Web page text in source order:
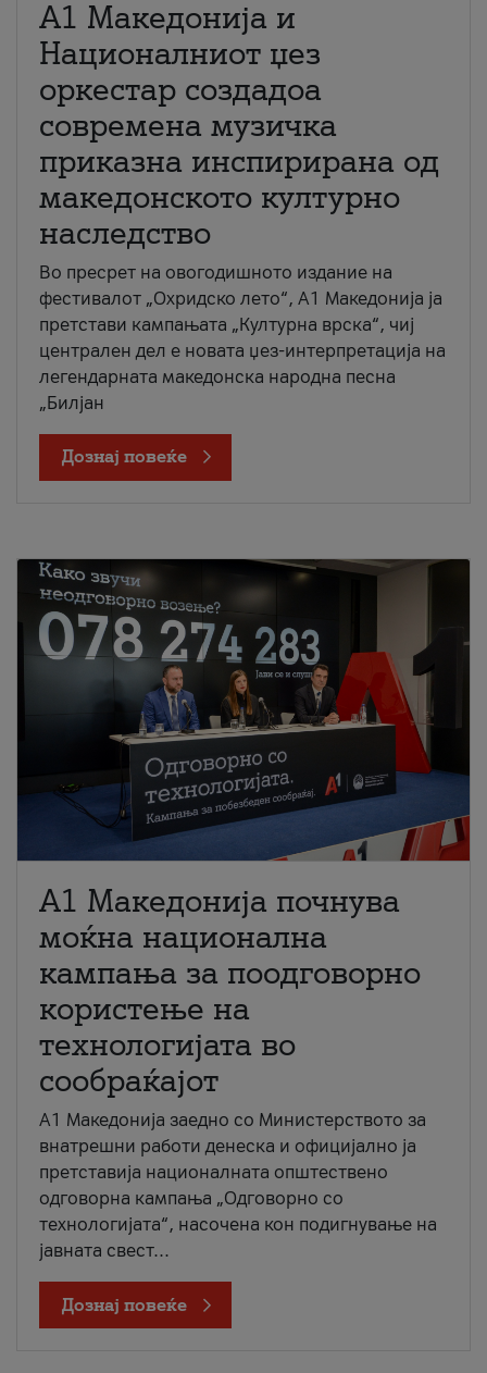
А1 Македонија и
Националниот џез
оркестар создадоа
современа музичка
приказна инспирирана од
македонското културно
наследство
Во пресрет на овогодишното издание на
фестивалот „Охридско лето“, А1 Македонија ја
претстави кампањата „Културна врска“, чиј
централен дел е новата џез-интерпретација на
легендарната македонска народна песна
„Билјан
Дознај повеќе
A1 Македонија почнува
моќна национална
кампања за поодговорно
користење на
технологијата во
сообраќајот
A1 Македонија заедно со Министерството за
внатрешни работи денеска и официјално ја
претставија националната општествено
одговорна кампања „Одговорно со
технологијата“, насочена кон подигнување на
јавната свест...
Дознај повеќе